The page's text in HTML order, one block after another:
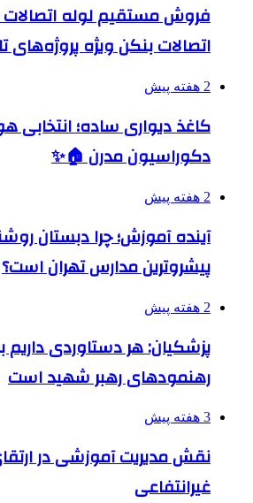
فروش مستقیم لوله اتصالات
اتصالات بنکن ویژه پروژه‌های
2 هفته پیش
کاغذ دیواری ساده؛ انتخابی
دکوراسیون مدرن 🏠✨
2 هفته پیش
آینده آموزش؛ چرا دبستان
پیشروترین مدارس تهران است؟
2 هفته پیش
پزشکیان: هر دستاوردی داریم
رهنمودهای رهبر شهید است
3 هفته پیش
نقش مدیریت آموزشی در
غیرانتفاعی